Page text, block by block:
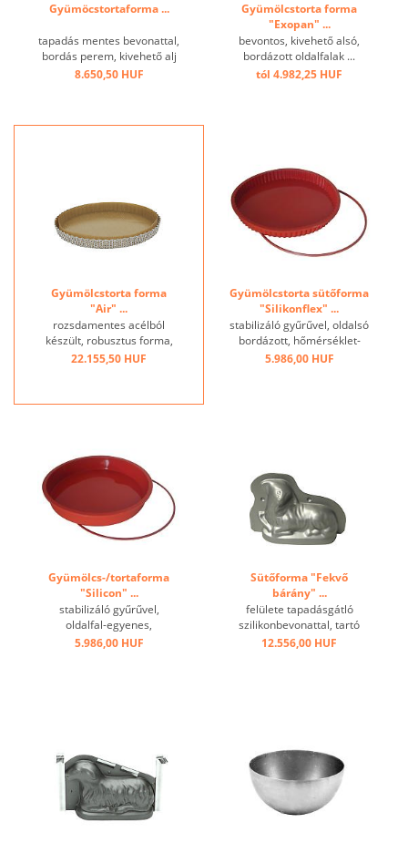
Gyümöcstortaforma ...
tapadás mentes bevonattal,
bordás perem, kivehető alj
...
8.650,50 HUF
Gyümölcstorta forma
"Exopan" ...
bevontos, kivehető alsó,
bordázott oldalfalak ...
tól 4.982,25 HUF
Gyümölcstorta forma
"Air" ...
rozsdamentes acélból
készült, robusztus forma,
hullámos, intenzív
Tökéletesen egyenletes és
szétszerelhető, ...
22.155,50 HUF
Gyümölcstorta sütőforma
"Silikonflex" ...
stabilizáló gyűrűvel, oldalsó
bordázott, hőmérséklet-
tartomány: -60 ° C és + 280
5.986,00 HUF
Gyümölcs-/tortaforma
"Silicon" ...
stabilizáló gyűrűvel,
oldalfal-egyenes,
hőmérséklet-tartomány: -60
5.986,00 HUF
Sütőforma "Fekvő
bárány" ...
felülete tapadásgátló
szilikonbevonattal, tartó
kapoccsal ...
12.556,00 HUF